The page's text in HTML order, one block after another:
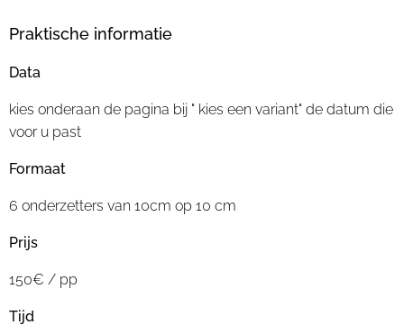
Praktische informatie
Data
kies onderaan de pagina bij " kies een variant" de datum die
voor u past
Formaat
6 onderzetters van 10cm op 10 cm
Prijs
150€ / pp
Tijd